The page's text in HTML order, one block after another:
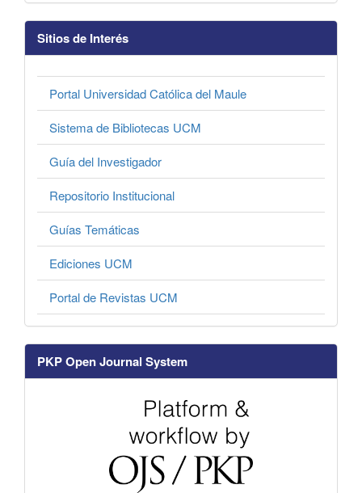
Sitios de Interés
Portal Universidad Católica del Maule
Sistema de Bibliotecas UCM
Guía del Investigador
Repositorio Institucional
Guías Temáticas
Ediciones UCM
Portal de Revistas UCM
PKP Open Journal System